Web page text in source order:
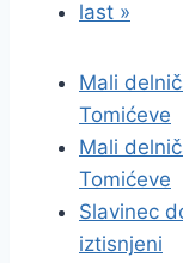
last »
Mali
Tomićeve
Mali
Tomićeve
Slavinec
iztisnjeni